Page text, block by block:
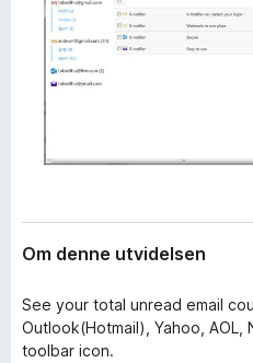
e
Om denne utvidelsen
See your total unread email
Outlook(Hotmail), Yahoo, AOL,
toolbar icon.